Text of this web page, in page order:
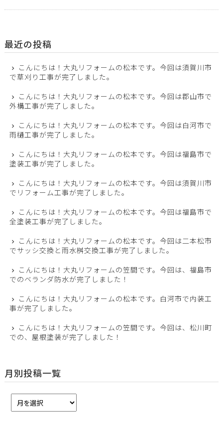
最近の投稿
こんにちは！大丸リフォームの松本です。今回は須賀川市
で草刈り工事が完了しました。
こんにちは！大丸リフォームの松本です。今回は郡山市で
外構工事が完了しました。
こんにちは！大丸リフォームの松本です。今回は白河市で
雨樋工事が完了しました。
こんにちは！大丸リフォームの松本です。今回は福島市で
塗装工事が完了しました。
こんにちは！大丸リフォームの松本です。今回は須賀川市
でリフォーム工事が完了しました。
こんにちは！大丸リフォームの松本です。今回は福島市で
全塗装工事が完了しました。
こんにちは！大丸リフォームの松本です。今回は二本松市
でサッシ交換と雨水桝交換工事が完了しました。
こんにちは！大丸リフォームの笠間です。今回は、福島市
でのベランダ防水が完了しました！
こんにちは！大丸リフォームの松本です。白河市で内装工
事が完了しました。
こんにちは！大丸リフォームの笠間です。今回は、松川町
での、屋根塗装が完了しました！
月別投稿一覧